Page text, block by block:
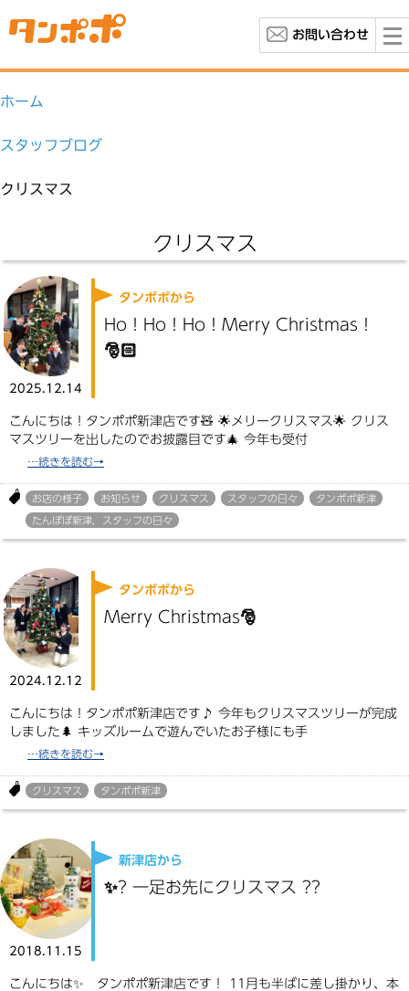
お問い合わせ
ホーム
スタッフブログ
クリスマス
クリスマス
2025.12.14
タンポポから
Ho！Ho！Ho！Merry Christmas！
🎅🏻
こんにちは！タンポポ新津店です🧸 🌟メリークリスマス🌟 クリス
マスツリーを出したのでお披露目です🎄 今年も受付
お店の様子 お知らせ クリスマス スタッフの日々 タンポポ新津
たんぽぽ新津，スタッフの日々
2024.12.12
タンポポから
Merry Christmas🎅
こんにちは！タンポポ新津店です♪ 今年もクリスマスツリーが完成
しました🌲 キッズルームで遊んでいたお子様にも手
クリスマス タンポポ新津
2018.11.15
新津店から
✨? 一足お先にクリスマス ??
こんにちは✨ タンポポ新津店です！ 11月も半ばに差し掛かり、本